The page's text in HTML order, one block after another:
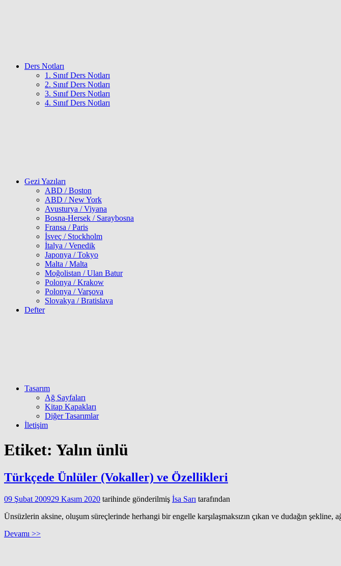
Ders Notları
1. Sınıf Ders Notları
2. Sınıf Ders Notları
3. Sınıf Ders Notları
4. Sınıf Ders Notları
Gezi Yazıları
ABD / Boston
ABD / New York
Avusturya / Viyana
Bosna-Hersek / Saraybosna
Fransa / Paris
İsveç / Stockholm
İtalya / Venedik
Japonya / Tokyo
Malta / Malta
Moğolistan / Ulan Batur
Polonya / Krakow
Polonya / Varşova
Slovakya / Bratislava
Defter
Tasarım
Ağ Sayfaları
Kitap Kapakları
Diğer Tasarımlar
İletişim
Etiket: Yalın ünlü
Türkçede Ünlüler (Vokaller) ve Özellikleri
09 Şubat 200929 Kasım 2020 tarihinde gönderilmiş İsa Sarı tarafından
Ünsüzlerin aksine, oluşum süreçlerinde herhangi bir engelle karşılaşmaksızın çıkan ve dudağın
Devamı >>